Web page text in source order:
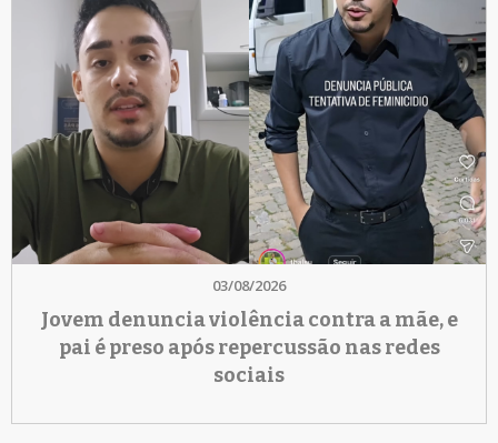
03/08/2026
Jovem denuncia violência contra a mãe, e
pai é preso após repercussão nas redes
sociais